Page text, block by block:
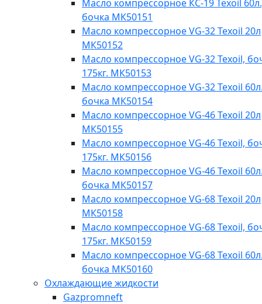
Масло компрессорное КС-19 Texoil
бочка МК50151
Масло компрессорное VG-32 Texoil 20л
МК50152
Масло компрессорное VG-32 Texoil,
175кг. МК50153
Масло компрессорное VG-32 Texoil
бочка МК50154
Масло компрессорное VG-46 Texoil 20л
МК50155
Масло компрессорное VG-46 Texoil,
175кг. МК50156
Масло компрессорное VG-46 Texoil
бочка МК50157
Масло компрессорное VG-68 Texoil 20л
МК50158
Масло компрессорное VG-68 Texoil,
175кг. МК50159
Масло компрессорное VG-68 Texoil
бочка МК50160
Охлаждающие жидкости
Gazpromneft